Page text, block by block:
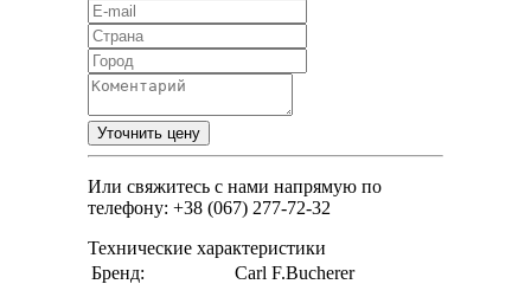
Или свяжитесь с нами напрямую по
телефону: +38 (067) 277-72-32
Технические характеристики
Бренд:
Carl F.Bucherer